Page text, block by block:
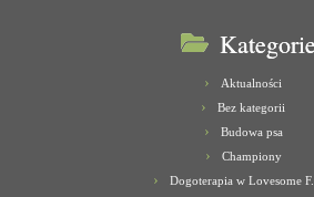
Aktualności
Bez kategorii
Budowa psa
Championy
Dogoterapia w Lovesome